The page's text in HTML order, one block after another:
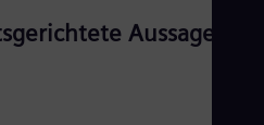
Aussagen